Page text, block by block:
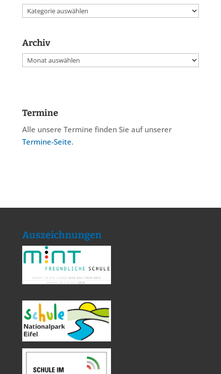
Kategorien
Archiv
Archiv
Termine
Alle unsere Termine finden Sie auf unserer
Termine-Seite.
Auszeichnungen